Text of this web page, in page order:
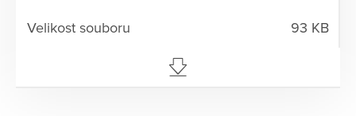
93 KB